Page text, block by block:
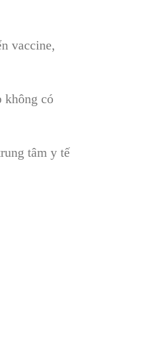
vaccine,
không có
tâm y tế